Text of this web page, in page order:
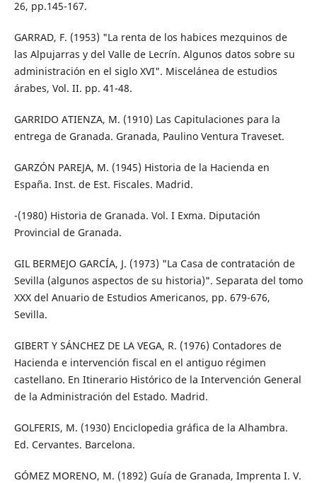
26, pp.145-167.
GARRAD, F. (1953) "La renta de los habices mezquinos de
las Alpujarras y del Valle de Lecrín. Algunos datos sobre su
administración en el siglo XVI". Miscelánea de estudios
árabes, Vol. II. pp. 41-48.
GARRIDO ATIENZA, M. (1910) Las Capitulaciones para la
entrega de Granada. Granada, Paulino Ventura Traveset.
GARZÓN PAREJA, M. (1945) Historia de la Hacienda en
España. Inst. de Est. Fiscales. Madrid.
-(1980) Historia de Granada. Vol. I Exma. Diputación
Provincial de Granada.
GIL BERMEJO GARCÍA, J. (1973) "La Casa de contratación de
Sevilla (algunos aspectos de su historia)". Separata del tomo
XXX del Anuario de Estudios Americanos, pp. 679-676,
Sevilla.
GIBERT Y SÁNCHEZ DE LA VEGA, R. (1976) Contadores de
Hacienda e intervención fiscal en el antiguo régimen
castellano. En Itinerario Histórico de la Intervención General
de la Administración del Estado. Madrid.
GOLFERIS, M. (1930) Enciclopedia gráfica de la Alhambra.
Ed. Cervantes. Barcelona.
GÓMEZ MORENO, M. (1892) Guía de Granada, Imprenta I. V.